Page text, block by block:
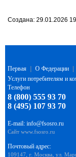
Создана: 29.01.2026
Первая О Федерации
Услуги потребителям и
Телефон
8 (800) 555 93 70
8 (495) 107 93 70
E-mail: info@fsosro.ru
Сайт www.fsosro.ru
Почтовый адрес:
109147, г. Москва, ул.